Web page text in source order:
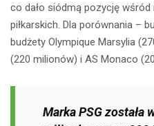
co dało siódmą pozycję
piłkarskich. Dla porównania –
budżety Olympique Marsylia
(220 milionów) i AS Monaco
Marka PSG została